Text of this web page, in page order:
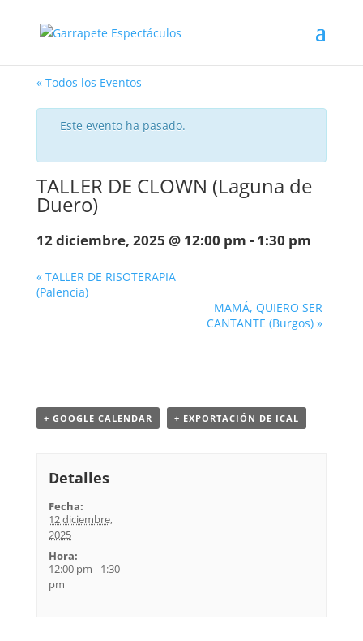
« Todos los Eventos
Este evento ha pasado.
TALLER DE CLOWN (Laguna de
Duero)
12 diciembre, 2025 @ 12:00 pm - 1:30 pm
«TALLER DE RISOTERAPIA
(Palencia)
MAMÁ, QUIERO SER
CANTANTE (Burgos)»
+ GOOGLE CALENDAR + EXPORTACIÓN DE ICAL
Detalles
Fecha:
12 diciembre,
2025
Hora:
12:00 pm - 1:30
pm